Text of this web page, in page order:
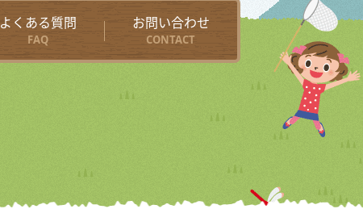
よくある質問
FAQ
お問い合わせ
CONTACT